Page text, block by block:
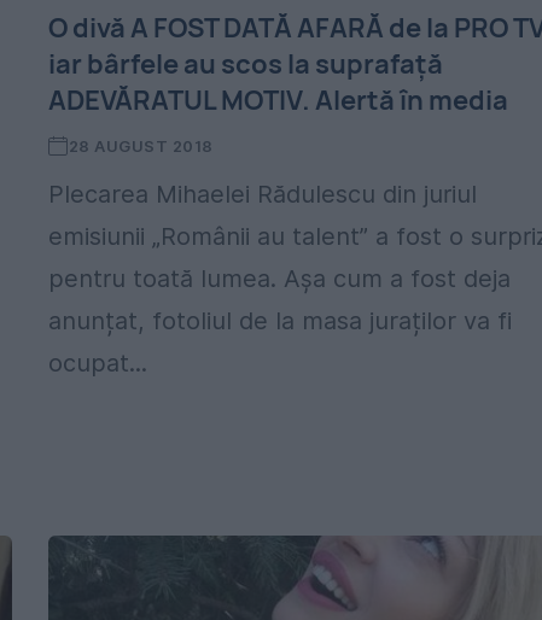
O divă A FOST DATĂ AFARĂ de la PRO
iar bârfele au scos la suprafață
ADEVĂRATUL MOTIV. Alertă în media
28 AUGUST 2018
Plecarea Mihaelei Rădulescu din juriul
emisiunii „Românii au talent” a fost o
pentru toată lumea. Așa cum a fost deja
anunțat, fotoliul de la masa juraților va fi
ocupat...